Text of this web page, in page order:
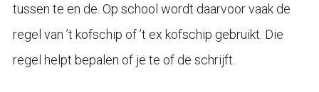
tussen te en de. Op school wordt daarvoor vaak de
regel van ’t kofschip of ’t ex kofschip gebruikt. Die
regel helpt bepalen of je te of de schrijft.